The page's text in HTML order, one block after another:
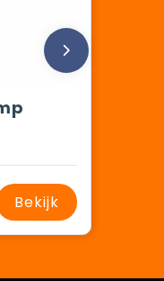
Bekijk